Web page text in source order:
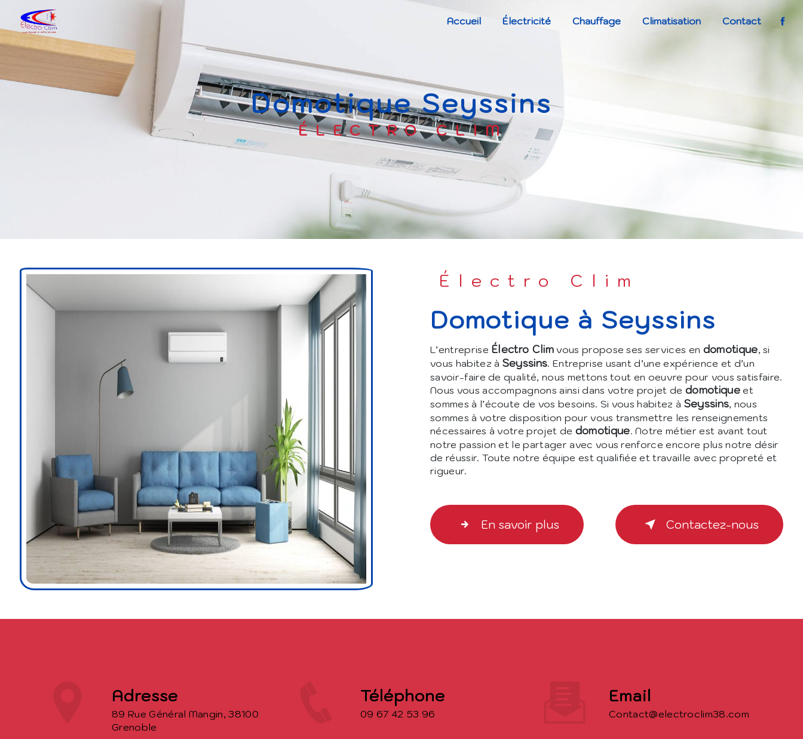
Accueil Électricité Chauffage Climatisation Contact
domotique Seyssins
ÉLECTRO CLIM
Électro Clim
domotique à Seyssins
L’entreprise Électro Clim vous propose ses services en domotique, si
vous habitez à Seyssins. Entreprise usant d’une expérience et d’un
savoir-faire de qualité, nous mettons tout en oeuvre pour vous satisfaire.
Nous vous accompagnons ainsi dans votre projet dedomotiqueet
sommes à l’écoute de vos besoins. Si vous habitez à Seyssins, nous
sommes à votre disposition pour vous transmettre les renseignements
nécessaires à votre projet de domotique. Notre métier est avant tout
notre passion et le partager avec vous renforce encore plus notre désir
de réussir. Toute notre équipe est qualifiée et travaille avec propreté et
rigueur.
En savoir plus Contactez-nous
Adresse
89 Rue Général Mangin, 38100
Grenoble
Téléphone
09 67 42 53 96
Email
contact@electroclim38.com
Panneau de gestion des cookies